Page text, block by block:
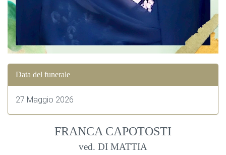
Data del funerale
27 Maggio 2026
FRANCA CAPOTOSTI
ved. DI MATTIA